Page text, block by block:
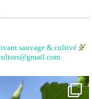
sauvage & cultivé